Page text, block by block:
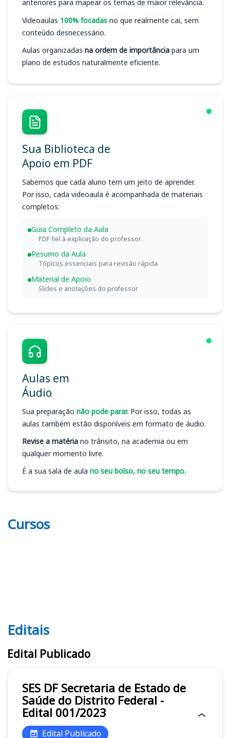
anteriores para mapear os temas de maior relevância.
Videoaulas 100% focadas no que realmente cai, sem
conteúdo desnecessário.
Aulas organizadas na ordem de importância para um
plano de estudos naturalmente eficiente.
Sua Biblioteca de
Apoio em PDF
Sabemos que cada aluno tem um jeito de aprender.
Por isso, cada videoaula é acompanhada de materiais
completos:
Guia Completo da Aula
PDF fiel à explicação do professor
Resumo da Aula
Tópicos essenciais para revisão rápida
Material de Apoio
Slides e anotações do professor
Aulas em
Áudio
Sua preparação não pode parar. Por isso, todas as
aulas também estão disponíveis em formato de áudio.
Revise a matéria no trânsito, na academia ou em
qualquer momento livre.
É a sua sala de aula no seu bolso, no seu tempo.
Cursos
Editais SES DF
Editais
Edital Publicado
SES DF Secretaria de Estado de
Saúde do Distrito Federal -
Edital 001/2023
Edital Publicado